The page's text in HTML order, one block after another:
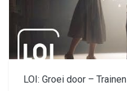
LOI: Groei door – Trainen